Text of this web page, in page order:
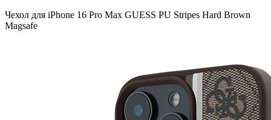
Чехол для iPhone 16 Pro Max GUESS PU Stripes Hard Brown
Magsafe